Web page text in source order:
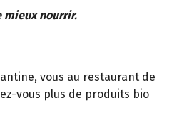
nourrir.
vous au restaurant de
vous plus de produits bio